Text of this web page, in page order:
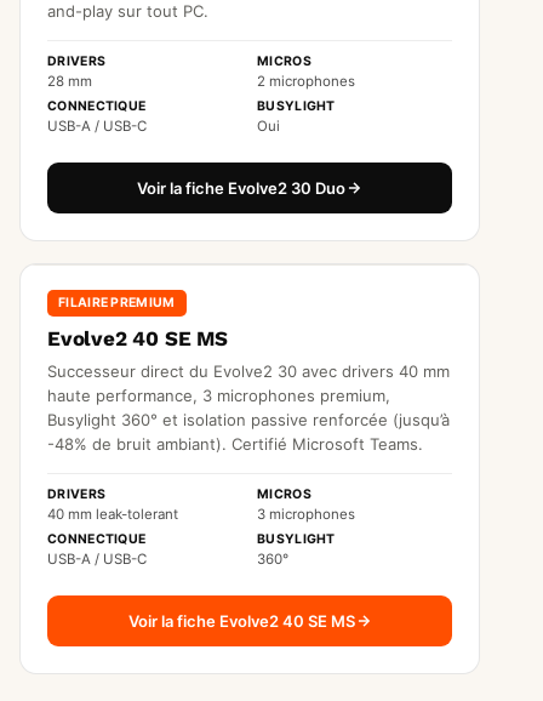
and-play sur tout PC.
DRIVERS
28 mm
MICROS
2 microphones
CONNECTIQUE
USB-A / USB-C
BUSYLIGHT
Oui
Voir la fiche Evolve2 30 Duo
FILAIRE PREMIUM
Evolve2 40 SE MS
Successeur direct du Evolve2 30 avec drivers 40 mm
haute performance, 3 microphones premium,
Busylight 360° et isolation passive renforcée (jusqu’à
-48% de bruit ambiant). Certifié Microsoft Teams.
DRIVERS
40 mm leak-tolerant
MICROS
3 microphones
CONNECTIQUE
USB-A / USB-C
BUSYLIGHT
360°
Voir la fiche Evolve2 40 SE MS